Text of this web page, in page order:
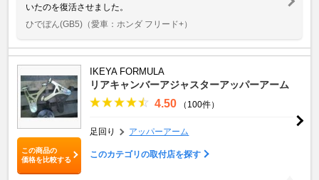
いたのを復活させました。
ひでぼん(GB5) （愛車：ホンダ フリード+）
この商品の
価格を比較する
IKEYA FORMULA
リアキャンバーアジャスターアッパーアーム
4.50 （100件）
足回り アッパーアーム
このカテゴリの取付店を探す